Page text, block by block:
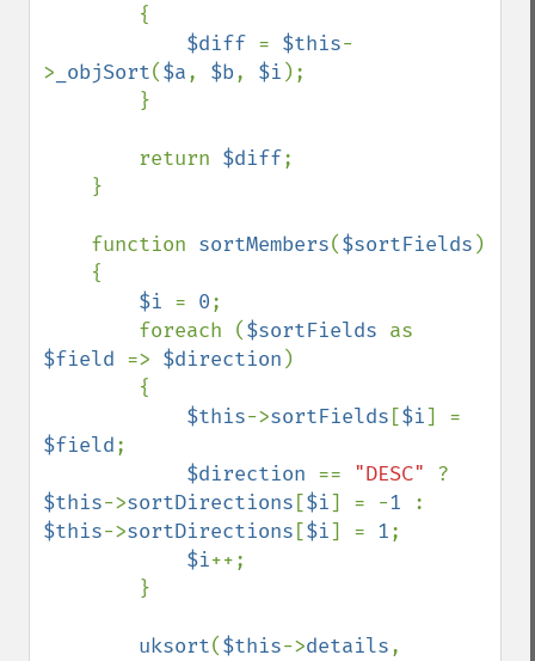
$diff = $this-
> _objSort($a, $b, $i );
        return
$diff;
    function
sortMembers($sortFields )
$i = 0;
        foreach (
$sortFields
$field => $direction )
$this->sortFields [$i
$field;
$direction == "DESC"
$this->sortDirections [$i] = -1
$this->sortDirections [$i] = 1;
$i++;
uksort($this->details,